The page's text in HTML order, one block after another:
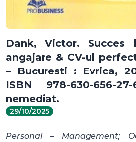
Dank, Victor.
angajare & CV-ul
– Bucuresti : Evrica,
ISBN 978-630-656-
nemediat.
29/10/2025
Personal – Management;